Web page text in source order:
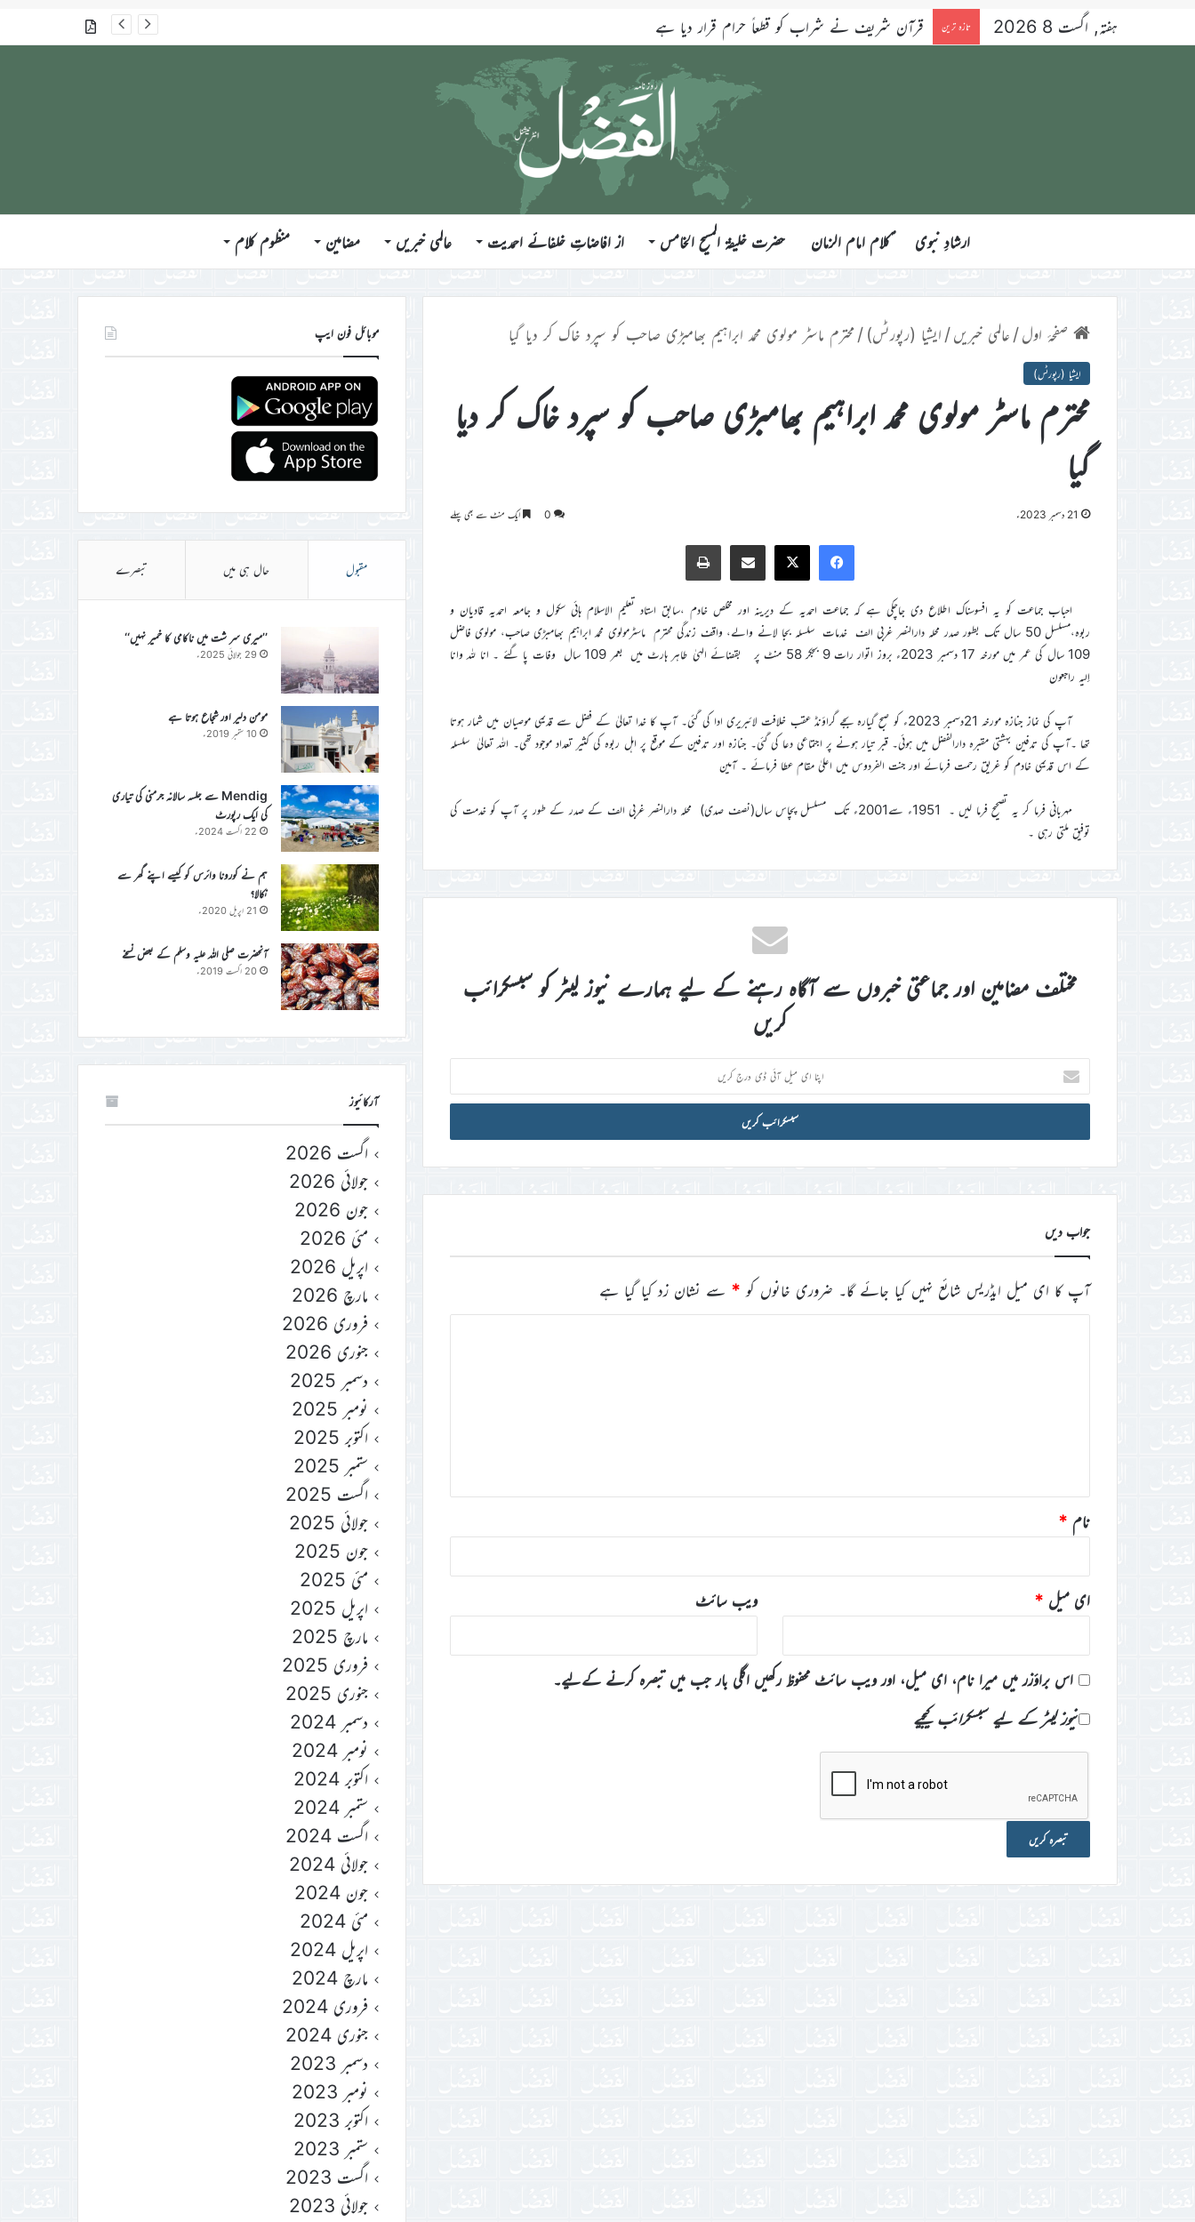
ہفتہ, اگست 8 2026 تازہ ترین قرآن شریف نے شراب کو قطعاً حرام قرار دیا ہے گذشتہ شمارے
ارشادِ نبوی ؑکلام امام الزمان حضرت خلیفۃ المسیح الخامس از افاضاتِ خلفائے احمدیت عالمی خبریں مضامین منظوم کلام
صفحۂ اول/ عالمی خبریں/ ایشیا (رپورٹس) /محترم ماسٹر مولوی محمد ابراہیم بھامبڑی صاحب کو سپرد خاک کر دیا گیا
ایشیا (رپورٹس)
محترم ماسٹر مولوی محمد ابراہیم بھامبڑی صاحب کو سپرد خاک کر دیا
گیا
21 دسمبر 2023ء 0 ایک منٹ سے بھی پہلے
Facebook
X
Share via Email
Print
احباب جماعت کو یہ افسوسناک اطلاع دی جاچکی ہے کہ جماعت احمدیہ کے دیرینہ اور مخلص خادم ،سابق استاد تعلیم الاسلام ہائی سکول و جامعہ احمدیہ قادیان و
ربوہ،مسلسل 50 سال تک بطور صدر محلہ دارالنصر غربی الف خدمات سلسلہ بجا لانے والے، واقف زندگی محترم ماسٹرمولوی محمد ابراہیم بھامبڑی صاحب، مولوی فاضل
109 سال کی عمر میں مورخہ 17 دسمبر 2023ء بروز اتوار رات 9 بجکر 58 منٹ پر بقضائے الہیٰ طاہر ہارٹ میں بعمر 109 سال وفات پا گئے ۔ انا للہ وانا
إلیہ راجعون
آپ کی نماز جنازہ مورخہ 21دسمبر 2023ء کو صبح گیارہ بجے گراؤنڈ عقب خلافت لائبریری ادا کی گئی۔ آپ کا خدا تعالیٰ کے فضل سے قدیمی موصیان میں شمار ہوتا
تھا ۔آپ کی تدفین بہشتی مقبرہ دارالفضل میں ہوئی۔ قبر تیار ہونے پر اجتماعی دعا کی گئی۔ جنازہ اور تدفین کے موقع پر اہل ربوہ کی کثیر تعداد موجود تھی۔ اللہ تعالیٰ سلسلہ
کے اس قدیمی خادم کو غریق رحمت فرمائے اور جنت الفردوس میں اعلیٰ مقام عطا فرمائے ۔ آمین
مہربانی فرما کر یہ تصحیح فرما لیں ۔ 1951ء سے2001ء تک مسلسل پچاس سال(نصف صدی) محلہ دارالنصر غربی الف کے صدر کے طور پر آپ کو خدمت کی
توفیق ملتی رہی ۔
مختلف مضامین اور جماعتی خبروں سے آگاہ رہنے کے لیے ہمارے نیوز لیٹر کو سبسکرائب
کریں
اپنا
ای
میل
ڈی
جواب دیں
آپ کا ای میل ایڈریس شائع نہیں کیا جائے گا۔ ضروری خانوں کو * سے نشان زد کیا گیا ہے
نام *
ای میل * ویب‌ سائٹ
اس براؤزر میں میرا نام، ای میل، اور ویب سائٹ محفوظ رکھیں اگلی بار جب میں تبصرہ کرنے کےلیے۔
نیوز لیٹر کے لیے سبسکرائب کیجیے
موبائل فون ایپ
مقبول حال ہی میں تبصرے
’’میری سر شت میں ناکامی کا خمیر نہیں‘‘
29 جولائی 2025ء
مومن دلیر اور شجاع ہوتا ہے
10 ستمبر 2019ء
Mendig سے جلسہ سالانہ جرمنی کی تیاری
کی ایک رپورٹ
22 اگست 2024ء
ہم نے کورونا وائرس کو کیسے اپنے گھر سے
نکالا؟
21 اپریل 2020ء
آنحضرت صلی اللہ علیہ وسلم کے بعض نسخے
20 اگست 2019ء
آرکائیوز
اگست 2026
جولائی 2026
جون 2026
مئی 2026
اپریل 2026
مارچ 2026
فروری 2026
جنوری 2026
دسمبر 2025
نومبر 2025
اکتوبر 2025
ستمبر 2025
اگست 2025
جولائی 2025
جون 2025
مئی 2025
اپریل 2025
مارچ 2025
فروری 2025
جنوری 2025
دسمبر 2024
نومبر 2024
اکتوبر 2024
ستمبر 2024
اگست 2024
جولائی 2024
جون 2024
مئی 2024
اپریل 2024
مارچ 2024
فروری 2024
جنوری 2024
دسمبر 2023
نومبر 2023
اکتوبر 2023
ستمبر 2023
اگست 2023
جولائی 2023